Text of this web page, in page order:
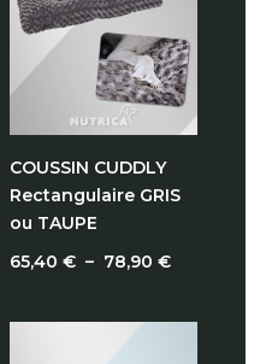
COUSSIN CUDDLY
Rectangulaire GRIS
ou TAUPE
65,40€ – 78,90€Plage
prix :